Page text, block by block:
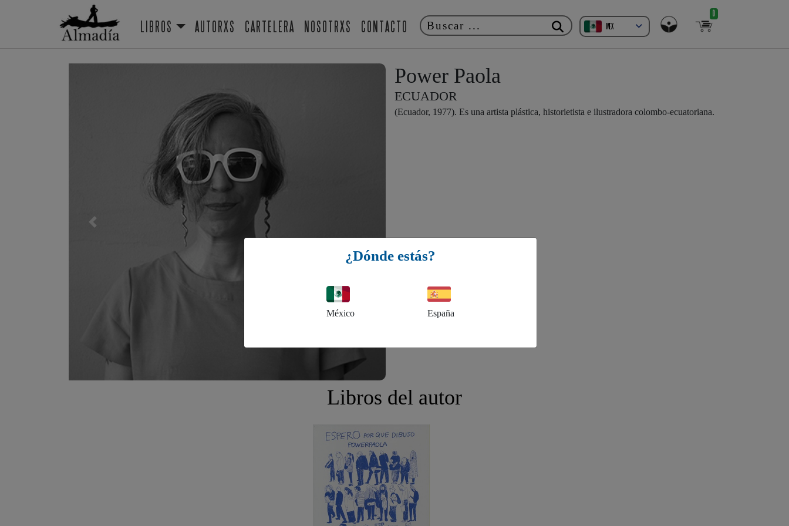
LIBROS AUTORXS CARTELERA NOSOTRXS CONTACTO MEX
0
Previous
Power Paola
ECUADOR
(Ecuador, 1977). Es una artista plástica, historietista e ilustradora colombo-ecuatoriana.
Libros del autor
¿Dónde estás?
México España